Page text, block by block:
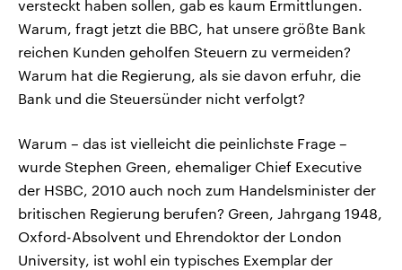
versteckt haben sollen, gab es kaum Ermittlungen.
Warum, fragt jetzt die BBC, hat unsere größte Bank
reichen Kunden geholfen Steuern zu vermeiden?
Warum hat die Regierung, als sie davon erfuhr, die
Bank und die Steuersünder nicht verfolgt?
Warum – das ist vielleicht die peinlichste Frage –
wurde Stephen Green, ehemaliger Chief Executive
der HSBC, 2010 auch noch zum Handelsminister der
britischen Regierung berufen? Green, Jahrgang 1948,
Oxford-Absolvent und Ehrendoktor der London
University, ist wohl ein typisches Exemplar der